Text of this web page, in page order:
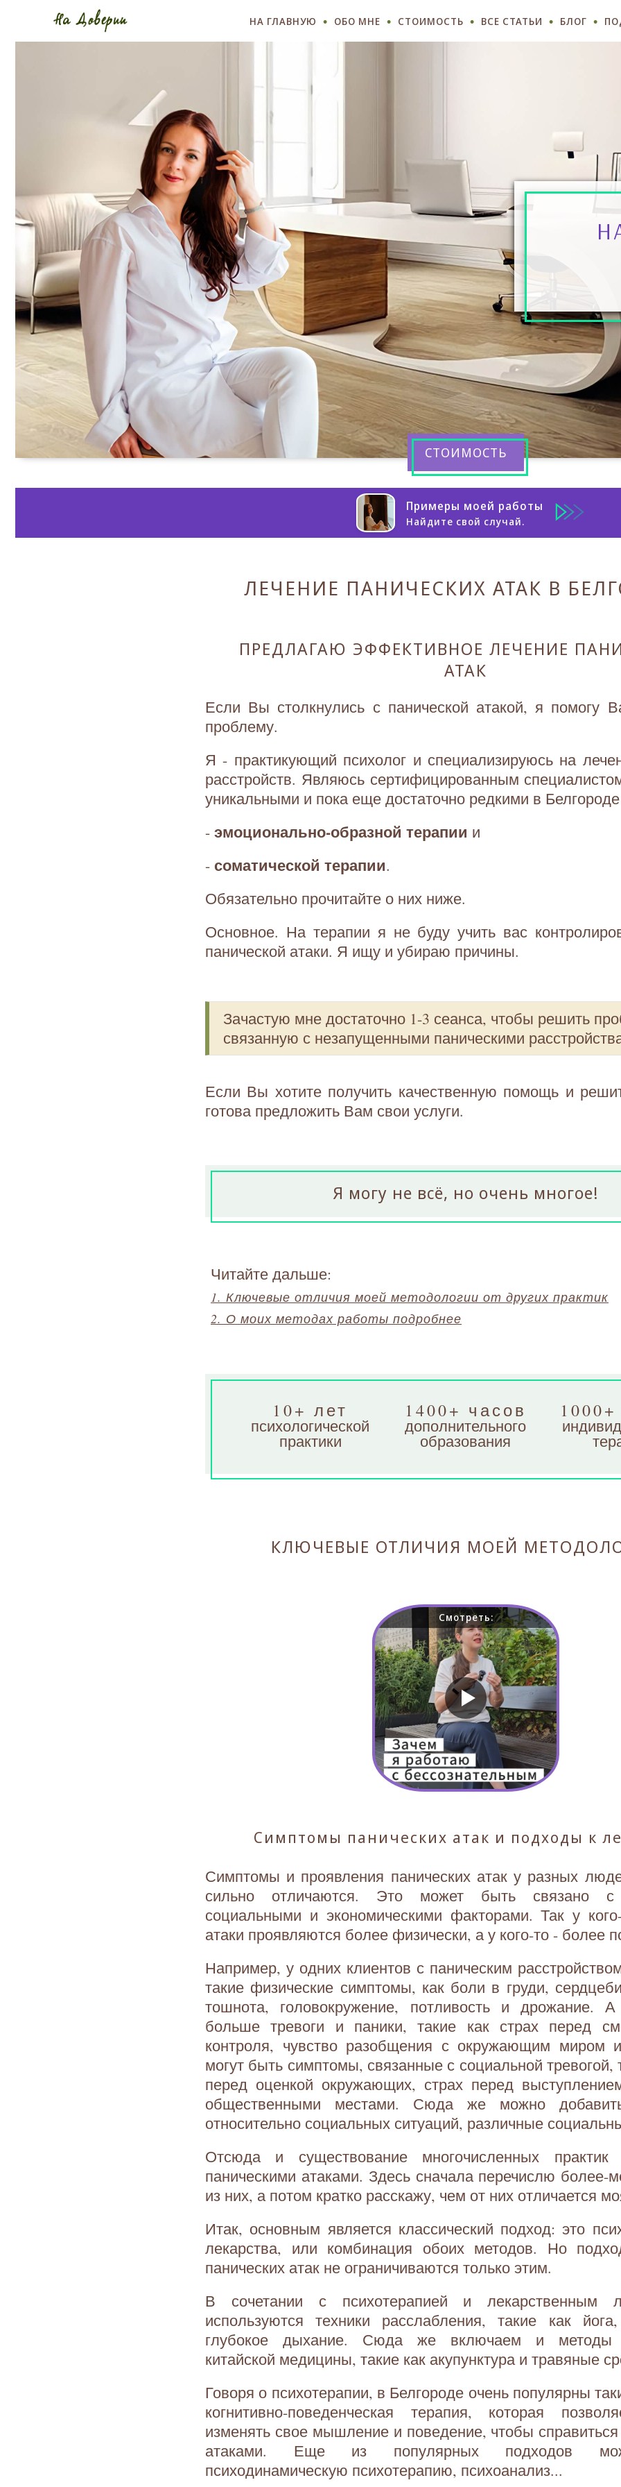
НА ГЛАВНУЮ ОБО МНЕ СТОИМОСТЬ ВСЕ СТАТЬИ БЛОГ
СТОИМОСТЬ
Примеры моей работы
Найдите свой случай.
ЛЕЧЕНИЕ ПАНИЧЕСКИХ АТАК В
ПРЕДЛАГАЮ ЭФФЕКТИВНОЕ ЛЕЧЕНИЕ
АТАК
Если Вы столкнулись с панической атакой, я помогу
проблему.
Я - практикующий психолог и специализируюсь на
расстройств. Являюсь сертифицированным
уникальными и пока еще достаточно редкими в
- эмоционально-образной терапии и
- соматической терапии.
Обязательно прочитайте о них ниже.
Основное. На терапии я не буду учить вас
панической атаки. Я ищу и убираю причины.
Зачастую мне достаточно 1-3 сеанса, чтобы решить
связанную с незапущенными паническими
Если Вы хотите получить качественную помощь и
готова предложить Вам свои услуги.
Я могу не всё, но очень многое!
Читайте дальше:
1. Ключевые отличия моей методологии от других практик
2. О моих методах работы подробнее
10+ лет
психологической
практики
1400+ часов
дополнительного
образования
КЛЮЧЕВЫЕ ОТЛИЧИЯ МОЕЙ
Смотреть:
Симптомы панических атак и подходы к
Симптомы и проявления панических атак у разных
сильно отличаются. Это может быть связано с
социальными и экономическими факторами. Так у
атаки проявляются более физически, а у кого-то - более
Например, у одних клиентов с паническим
такие физические симптомы, как боли в груди,
тошнота, головокружение, потливость и дрожание.
больше тревоги и паники, такие как страх перед
контроля, чувство разобщения с окружающим миром
могут быть симптомы, связанные с социальной тревогой,
перед оценкой окружающих, страх перед
общественными местами. Сюда же можно
относительно социальных ситуаций, различные
Отсюда и существование многочисленных
паническими атаками. Здесь сначала перечислю более-
из них, а потом кратко расскажу, чем от них отличается
Итак, основным является классический подход: это
лекарства, или комбинация обоих методов. Но
панических атак не ограничиваются только этим.
В сочетании с психотерапией и лекарственным
используются техники расслабления, такие как
глубокое дыхание. Сюда же включаем и методы
китайской медицины, такие как акупунктура и травяные
Говоря о психотерапии, в Белгороде очень популярны
когнитивно-поведенческая терапия, которая
изменять свое мышление и поведение, чтобы
атаками. Еще из популярных подходов
психодинамическую психотерапию, психоанализ...